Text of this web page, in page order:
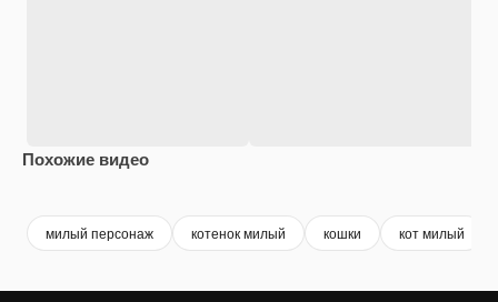
Похожие видео
милый персонаж котенок милый кошки кот милый